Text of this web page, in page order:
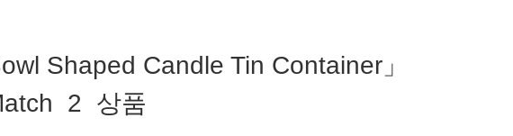
Shaped Candle Tin Container」
2 상품